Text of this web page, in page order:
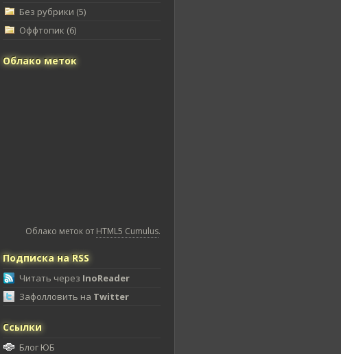
Без рубрики (5)
Оффтопик (6)
Облако меток
Облако меток от HTML5 Cumulus.
Подписка на RSS
Читать через InoReader
Зафолловить на Twitter
Ссылки
Блог ЮБ